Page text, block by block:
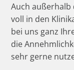
Auch außerhalb
voll in den
bei uns ganz
die
sehr gerne